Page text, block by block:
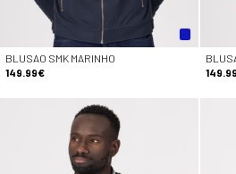
BLUSAO SMK MARINHO
149.99€